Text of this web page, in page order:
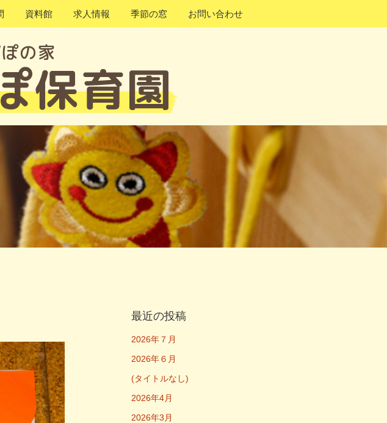
資料館 求人情報 季節の窓 お問い合わせ
最近の投稿
2026年７月
2026年６月
(タイトルなし)
2026年4月
2026年3月